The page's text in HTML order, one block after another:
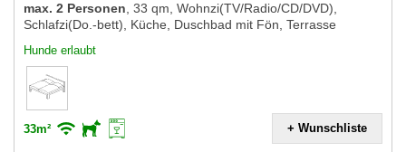
max. 2 Personen 33 qm, Wohnzi(TV/Radio/CD/DVD),
Schlafzi(Do.-bett), Küche, Duschbad mit Fön, Terrasse
Hunde erlaubt
33m² + Wunschliste